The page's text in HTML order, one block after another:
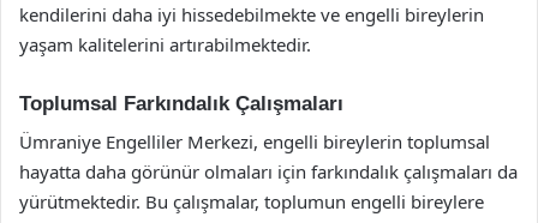
kendilerini daha iyi hissedebilmekte ve engelli bireylerin
yaşam kalitelerini artırabilmektedir.
Toplumsal Farkındalık Çalışmaları
Ümraniye Engelliler Merkezi, engelli bireylerin toplumsal
hayatta daha görünür olmaları için farkındalık çalışmaları da
yürütmektedir. Bu çalışmalar, toplumun engelli bireylere